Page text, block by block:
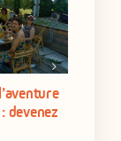
devenez